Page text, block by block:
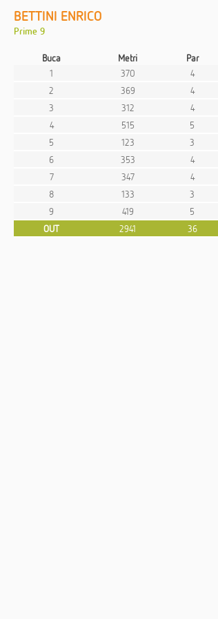
BETTINI ENRICO
Prime 9
Buca Metri Par
1
370 4
2
369 4
3
312 4
4
515 5
5
123 3
6
353 4
7
347 4
8
133 3
9
419 5
OUT
2941 36